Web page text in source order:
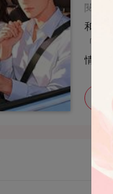
閱讀
和男
「我
情就
加